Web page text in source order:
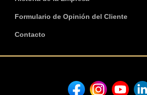
Formulario de Opinión del Cliente
Contacto